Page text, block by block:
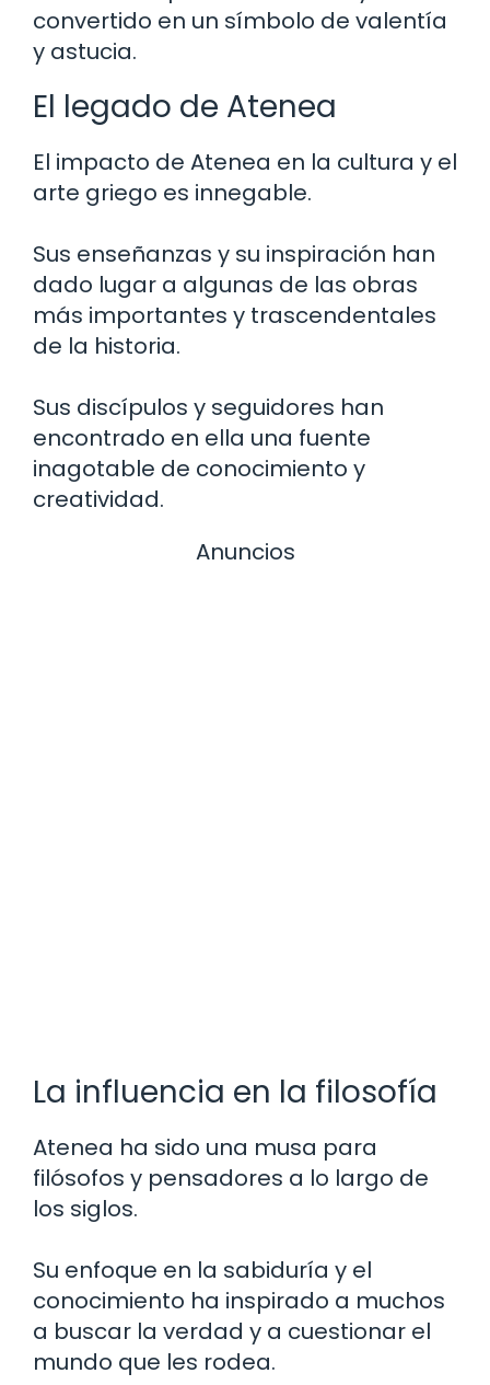
convertido en un símbolo de valentía
y astucia.
El legado de Atenea
El impacto de Atenea en la cultura y el
arte griego es innegable.
Sus enseñanzas y su inspiración han
dado lugar a algunas de las obras
más importantes y trascendentales
de la historia.
Sus discípulos y seguidores han
encontrado en ella una fuente
inagotable de conocimiento y
creatividad.
Anuncios
La influencia en la filosofía
Atenea ha sido una musa para
filósofos y pensadores a lo largo de
los siglos.
Su enfoque en la sabiduría y el
conocimiento ha inspirado a muchos
a buscar la verdad y a cuestionar el
mundo que les rodea.